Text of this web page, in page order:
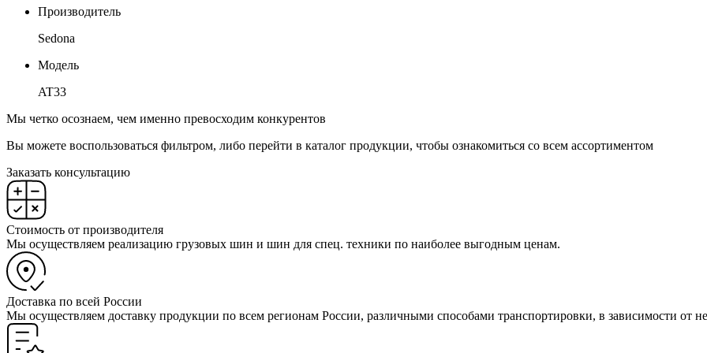
Производитель
Sedona
Модель
AT33
Мы четко осознаем, чем именно превосходим конкурентов
Вы можете воспользоваться фильтром, либо перейти в каталог продукции, чтобы ознакомиться со всем ассортиментом
Заказать консультацию
Стоимость от производителя
Мы осуществляем реализацию грузовых шин и шин для спец. техники по наиболее выгодным ценам.
Доставка по всей России
Мы осуществляем доставку продукции по всем регионам России, различными способами транспортировки, в зависимости от